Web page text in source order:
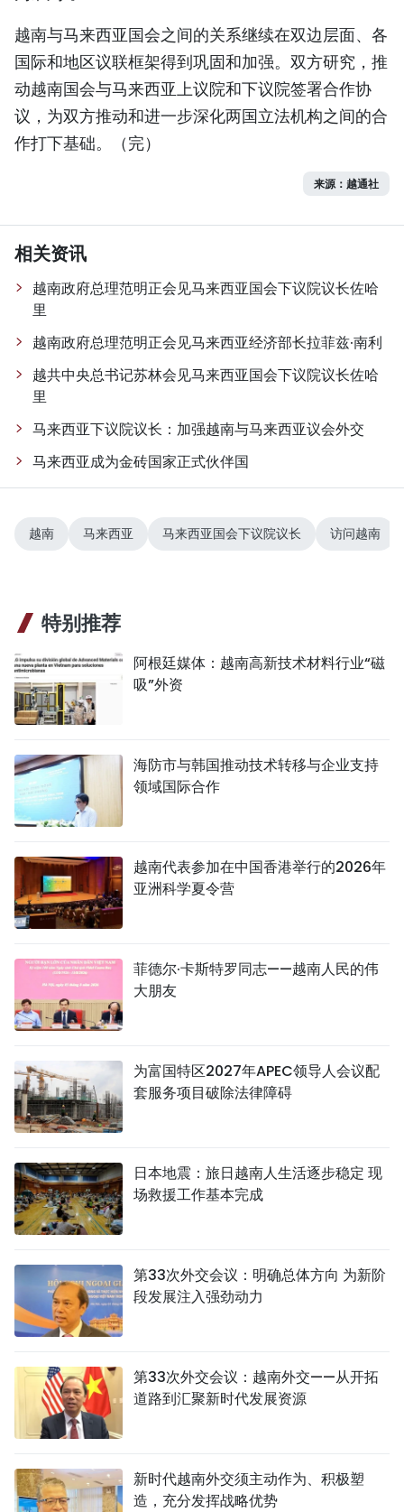
越南与马来西亚国会之间的关系继续在双边层面、各
国际和地区议联框架得到巩固和加强。双方研究，推
动越南国会与马来西亚上议院和下议院签署合作协
议，为双方推动和进一步深化两国立法机构之间的合
作打下基础。（完）
来源：越通社
相关资讯
越南政府总理范明正会见马来西亚国会下议院议长佐哈
里
越南政府总理范明正会见马来西亚经济部长拉菲兹·南利
越共中央总书记苏林会见马来西亚国会下议院议长佐哈
里
马来西亚下议院议长：加强越南与马来西亚议会外交
马来西亚成为金砖国家正式伙伴国
越南 马来西亚 马来西亚国会下议院议长 访问越南
特别推荐
阿根廷媒体：越南高新技术材料行业“磁
吸”外资
海防市与韩国推动技术转移与企业支持
领域国际合作
越南代表参加在中国香港举行的2026年
亚洲科学夏令营
菲德尔·卡斯特罗同志——越南人民的伟
大朋友
为富国特区2027年APEC领导人会议配
套服务项目破除法律障碍
日本地震：旅日越南人生活逐步稳定 现
场救援工作基本完成
第33次外交会议：明确总体方向 为新阶
段发展注入强劲动力
第33次外交会议：越南外交——从开拓
道路到汇聚新时代发展资源
新时代越南外交须主动作为、积极塑
造，充分发挥战略优势